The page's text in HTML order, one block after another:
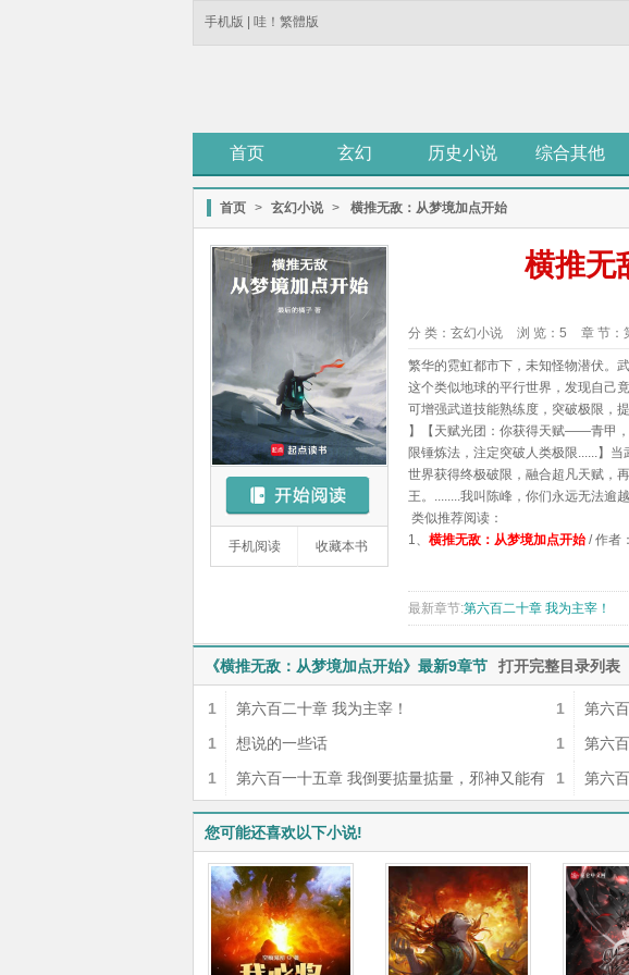
手机版 哇！繁體版
首页 玄幻 历史小说 综合其他
首页 > 玄幻小说 > 横推无敌：从梦境加点开始
手机阅读 收藏本书
横推无
分 类： 玄幻小说 浏 览： 5 章 节：
繁华的霓虹都市下，未知怪物潜伏。
这个类似地球的平行世界，发现自己
可增强武道技能熟练度，突破极限，
】【天赋光团：你获得天赋——青甲
限锤炼法，注定突破人类极限......】
世界获得终极破限，融合超凡天赋，
王。........我叫陈峰，你们永远无法逾越
类似推荐阅读：
1、 横推无敌：从梦境加点开始 / 作者
最新章节:第六百二十章 我为主宰！
《横推无敌：从梦境加点开始》最新9章节 打开完整目录列表
1 第六百二十章 我为主宰！ 1 第六
1
想说的一些话 1
第六
的绝地反击
1
第六百一十五章 我倒要掂量掂量，邪神又能有
多强！
1 第六
您可能还喜欢以下小说!